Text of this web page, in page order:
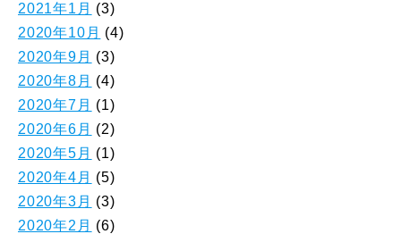
2021年1月 (3)
2020年10月 (4)
2020年9月 (3)
2020年8月 (4)
2020年7月 (1)
2020年6月 (2)
2020年5月 (1)
2020年4月 (5)
2020年3月 (3)
2020年2月 (6)